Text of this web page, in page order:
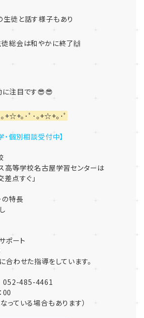
徒と話す様子もあり
総会は和やかに終了🙌
に注目です😎😎
+☆+｡･ﾟ･｡+☆+｡･ﾟ
・個別相談受付中】
高等学校名古屋学習センターは
差点すぐ」
特長
ポート
合わせた指導をしています。
052-485-4461
00
っている場合もあります）